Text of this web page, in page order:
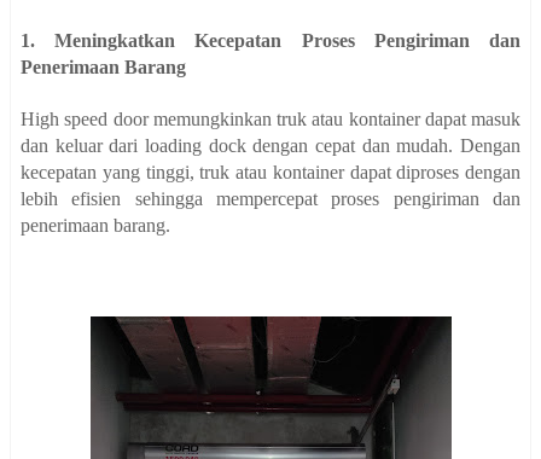
1. Meningkatkan Kecepatan Proses Pengiriman dan
Penerimaan Barang
High speed door memungkinkan truk atau kontainer dapat masuk
dan keluar dari loading dock dengan cepat dan mudah. Dengan
kecepatan yang tinggi, truk atau kontainer dapat diproses dengan
lebih efisien sehingga mempercepat proses pengiriman dan
penerimaan barang.